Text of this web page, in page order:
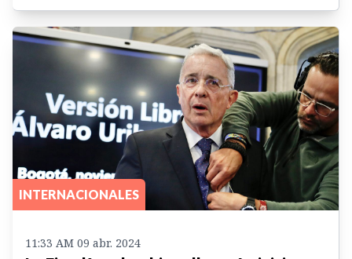
INTERNACIONALES
11:33 AM 09 abr. 2024